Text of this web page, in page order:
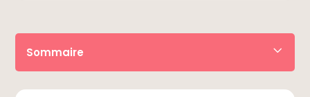
Sommaire
• Réserver le billet